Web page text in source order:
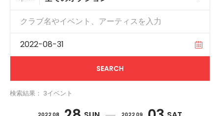
検索結果： 3イベント